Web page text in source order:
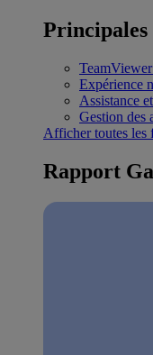
Expérience
Assistance
Gestion des
Afficher toutes les
Rapport